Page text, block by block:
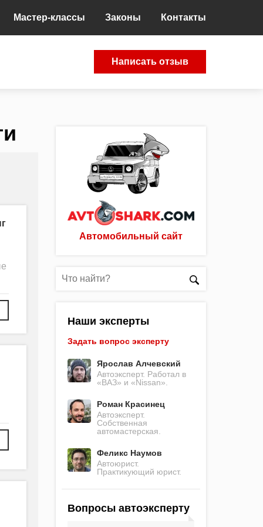
Мастер-классы Законы Контакты
Написать отзыв
Автомобильный сайт
Наши эксперты
Задать вопрос эксперту
Ярослав Алчевский
Автоэксперт. Работал в
«ВАЗ» и «Nissan».
Роман Красинец
Автоэксперт.
Собственная
автомастерская.
Феликс Наумов
Автоюрист.
Практикующий юрист.
Вопросы автоэксперту